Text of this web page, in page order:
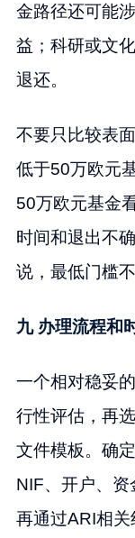
金路径还可能
益；科研或文
退还。
不要只比较表
低于50万欧元
50万欧元基金
时间和退出不
说，最低门槛
九 办理流程和
一个相对稳妥
行性评估，再
文件模板。确
NIF、开户、资
再通过ARI相关